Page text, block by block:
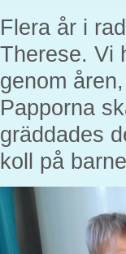
Flera år i
Therese. Vi
genom
Papporna
gräddades
koll på